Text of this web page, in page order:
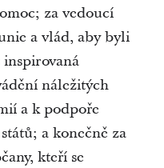
za vedoucí
a vlád, aby byli
náležitých
a k podpoře
a konečně za
kteří se